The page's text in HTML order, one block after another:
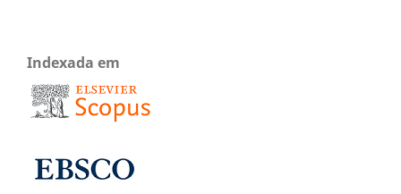
Indexada em